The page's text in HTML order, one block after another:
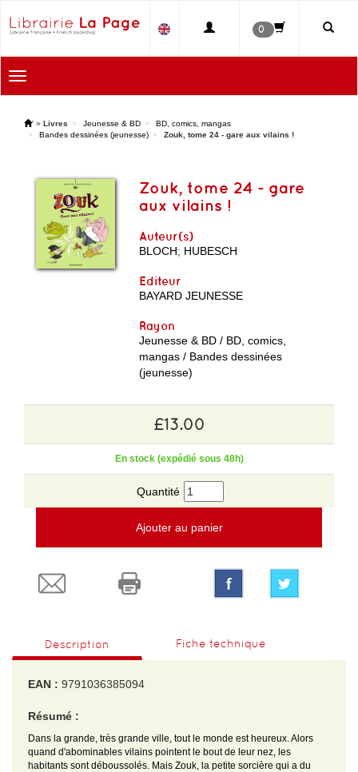
0
Toggle
navigation
' » Livres Jeunesse & BD
BD, comics, mangas
Bandes dessinées (jeunesse)
Zouk, tome 24 - gare aux vilains !
Zouk, tome 24 - gare
aux vilains !
Auteur(s)
BLOCH; HUBESCH
Editeur
BAYARD JEUNESSE
Rayon
Jeunesse & BD / BD, comics,
mangas / Bandes dessinées
(jeunesse)
£13.00
En stock (expédié sous 48h)
Quantité
Ajouter au panier
Description Fiche technique
EAN : 9791036385094
Résumé :
Dans la grande, très grande ville, tout le monde est heureux. Alors
quand d'abominables vilains pointent le bout de leur nez, les
habitants sont déboussolés. Mais Zouk, la petite sorcière qui a du